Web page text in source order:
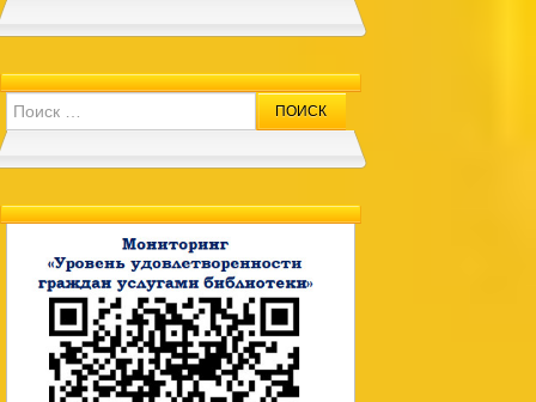
Search for: